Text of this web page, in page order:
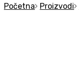
Početna
Proizvodi